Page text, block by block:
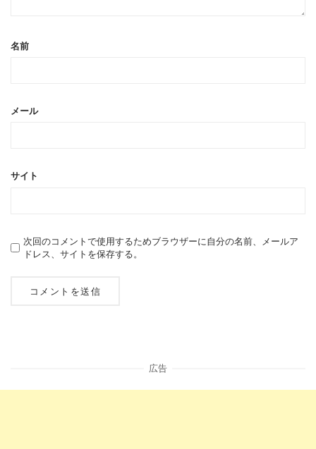
名前
メール
サイト
次回のコメントで使用するためブラウザーに自分の名前、メールア
ドレス、サイトを保存する。
広告